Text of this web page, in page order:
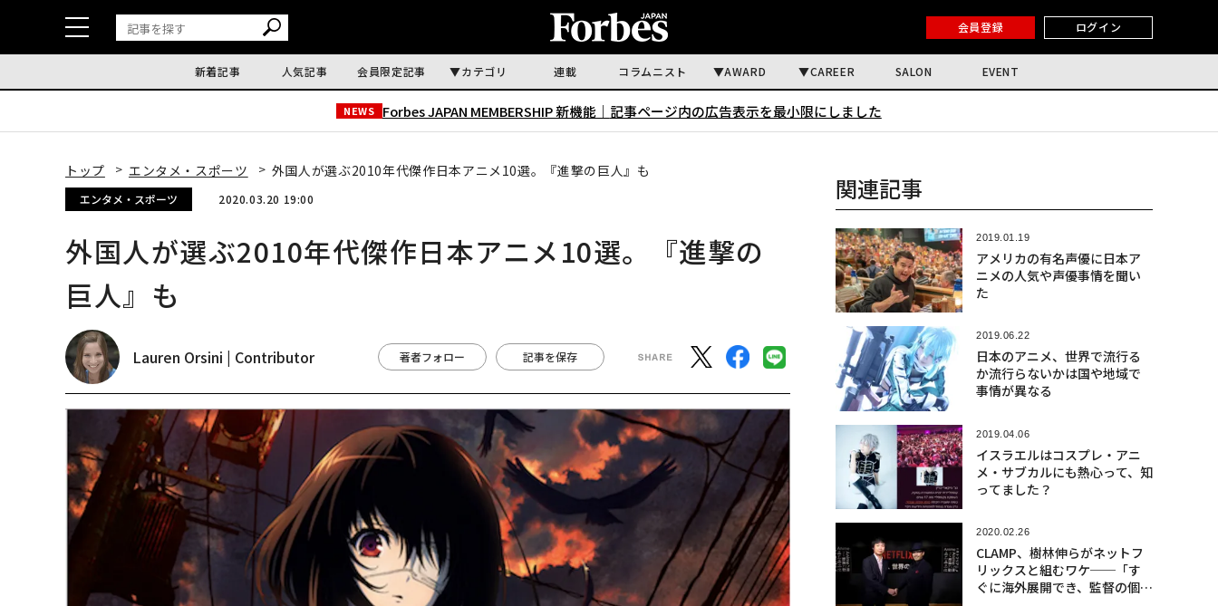
会員登録 ログイン
新着記事 人気記事 会員限定記事 カテゴリ 連載 コラムニスト AWARD CAREER SALON EVENT
NEWS Forbes JAPAN MEMBERSHIP 新機能｜ 記事ページ内の広告表示を最小限にしました
トップ エンタメ・スポーツ 外国人が選ぶ2010年代傑作日本アニメ10選。『進撃の巨人』も
エンタメ・スポーツ 2020.03.20 19:00
外国人が選ぶ2010年代傑作日本アニメ10選。『進撃の
巨人』も
Lauren Orsini | Contributor 著者フォロー 記事を保存
関連記事
2019.01.19
アメリカの有名声優に日本ア
ニメの人気や声優事情を聞い
た
2019.06.22
日本のアニメ、世界で流行る
か流行らないかは国や地域で
事情が異なる
2019.04.06
イスラエルはコスプレ・アニ
メ・サブカルにも熱心って、知
ってました？
2020.02.26
CLAMP、樹林伸らがネットフ
リックスと組むワケ──「す
ぐに海外展開でき、監督の個性